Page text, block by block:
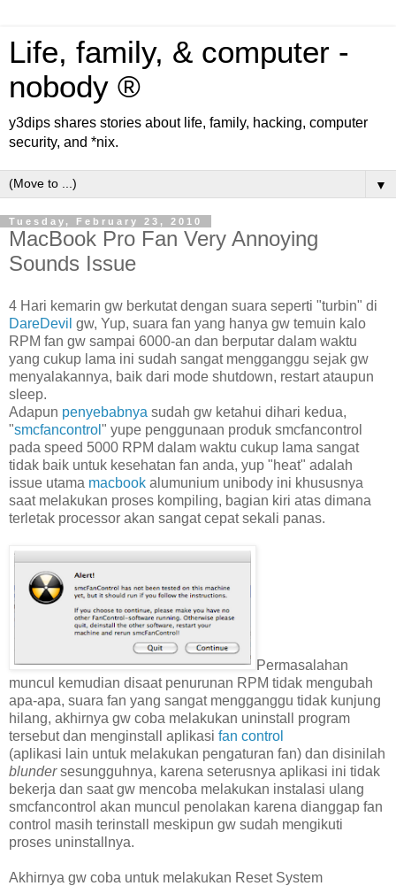
Life, family, & computer -
nobody ®
y3dips shares stories about life, family, hacking, computer
security, and *nix.
▼
Tuesday, February 23, 2010
MacBook Pro Fan Very Annoying
Sounds Issue
4 Hari kemarin gw berkutat dengan suara seperti "turbin" di
DareDevil gw, Yup, suara fan yang hanya gw temuin kalo
RPM fan gw sampai 6000-an dan berputar dalam waktu
yang cukup lama ini sudah sangat mengganggu sejak gw
menyalakannya, baik dari mode shutdown, restart ataupun
sleep.
Adapun penyebabnya sudah gw ketahui dihari kedua,
"smcfancontrol " yupe penggunaan produk smcfancontrol
pada speed 5000 RPM dalam waktu cukup lama sangat
tidak baik untuk kesehatan fan anda, yup "heat" adalah
issue utama macbook alumunium unibody ini khususnya
saat melakukan proses kompiling, bagian kiri atas dimana
terletak processor akan sangat cepat sekali panas.
Permasalahan
muncul kemudian disaat penurunan RPM tidak mengubah
apa-apa, suara fan yang sangat mengganggu tidak kunjung
hilang, akhirnya gw coba melakukan uninstall program
tersebut dan menginstall aplikasi fan control
(aplikasi lain untuk melakukan pengaturan fan) dan disinilah
blundersesungguhnya, karena seterusnya aplikasi ini tidak
bekerja dan saat gw mencoba melakukan instalasi ulang
smcfancontrol akan muncul penolakan karena dianggap fan
control masih terinstall meskipun gw sudah mengikuti
proses uninstallnya.
Akhirnya gw coba untuk melakukan Reset System